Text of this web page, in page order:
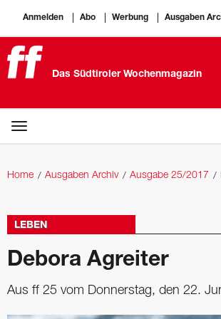
Anmelden Abo Werbung Ausgaben
Das Südtiroler Wochenmagazin
Home Ausgaben Archiv Ausgabe 25/2017
LEBEN
Debora Agreiter
Aus ff 25 vom Donnerstag, den 22.